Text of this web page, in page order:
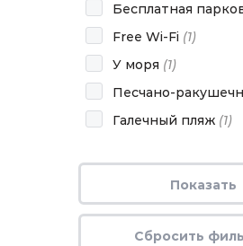
Бесплатная
Free Wi-Fi (1)
У моря (1)
Песчано-
Галечный пляж (1)